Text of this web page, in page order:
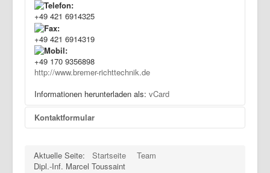
+49 421 6914325
+49 421 6914319
+49 170 9356898
http://www.bremer-richttechnik.de
Informationen herunterladen als: vCard
Kontaktformular
Eine E-Mail senden
Aktuelle Seite: Startseite
Team
Dipl.-Inf. Marcel Toussaint